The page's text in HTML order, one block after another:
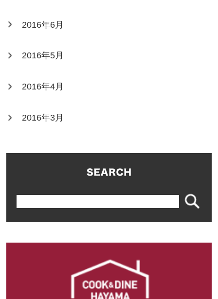
2016年6月
2016年5月
2016年4月
2016年3月